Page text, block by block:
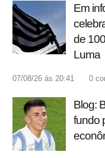
Em
de
Luma
07/08/26 às 20:41 0
Blog:
fundo